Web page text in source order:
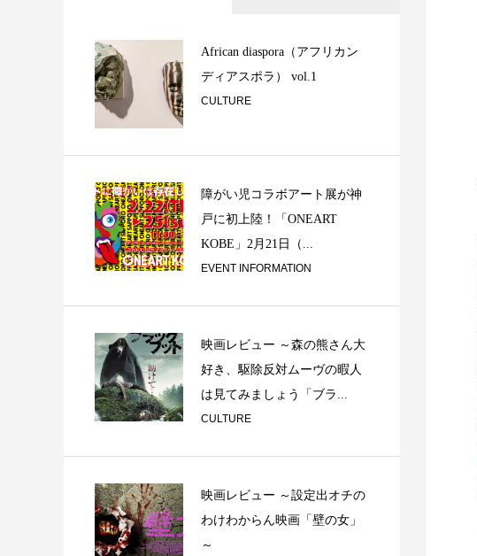
UK JAZZ DANCEの成り立ち
東川崎町・西出町 / 神戸に帰り
たい #1
African diaspora（アフリカン
ディアスポラ） vol.1
CULTURE
障がい児コラボアート展が神
戸に初上陸！「ONEART
KOBE」2月21日（...
EVENT INFORMATION
映画レビュー ～森の熊さん大
好き、駆除反対ムーヴの暇人
は見てみましょう「ブラ...
CULTURE
映画レビュー ～設定出オチの
わけわからん映画「壁の女」
～